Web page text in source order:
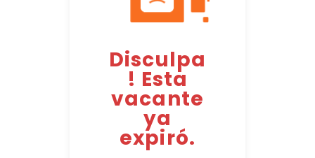
Disculpa
! Esta
vacante
ya
expiró.